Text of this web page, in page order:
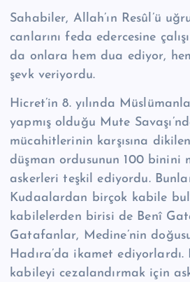
Sahabiler, Allah’ın Resûl’ü
canlarını feda edercesine
da onlara hem dua ediyor,
şevk veriyor­du.
Hicret’in 8. yılında
yapmış olduğu Mute
mücahitlerinin karşısına
düşman ordusunun 100 binini
askerleri teşkil ediyordu.
Kudaalardan bir­çok kabile
kabilelerden birisi de Benî
Gatafanlar, Medine’nin
Hadıra’da ikamet
kabileyi cezalandırmak için